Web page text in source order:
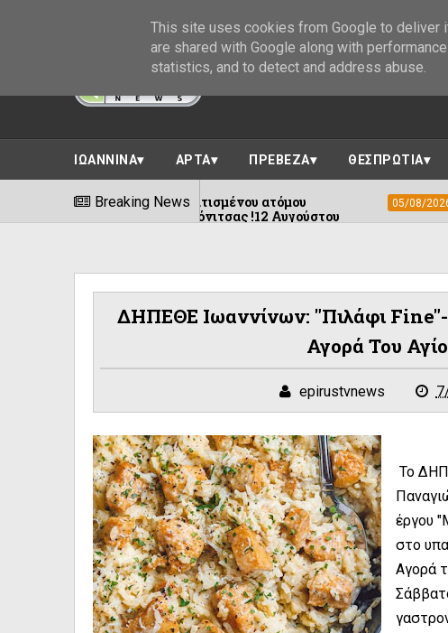
ΙΩΑΝΝΙΝΑ ΑΡΤΑ ΠΡΕΒΕΖΑ ΘΕΣΠΡΩΤΙΑ
Breaking News
τραυματισμένου ατόμου 05/08/2026
Ιωάννινα
Παρασκευή Κόνιτσας !12 Αυγούστου
ΔΗΠΕΘΕ Ιωαννίνων: "Πιλάφι Fine"-
Αγορά Του
epirustvnews
Το
έργου
στο
Αγορά
This site uses cookies from Google to deliver
are shared with Google along with
statistics, and to detect and address abuse.